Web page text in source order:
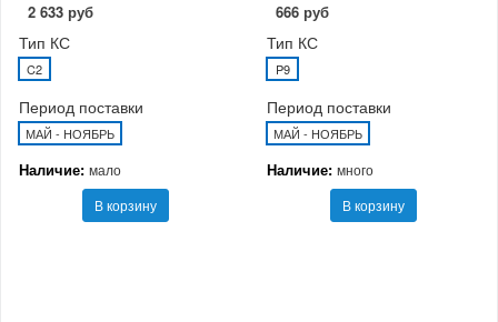
2 633 руб
Тип КС
C2
Период поставки
МАЙ - НОЯБРЬ
Наличие: мало
В корзину
666 руб
Тип КС
P9
Период поставки
МАЙ - НОЯБРЬ
Наличие: много
В корзину